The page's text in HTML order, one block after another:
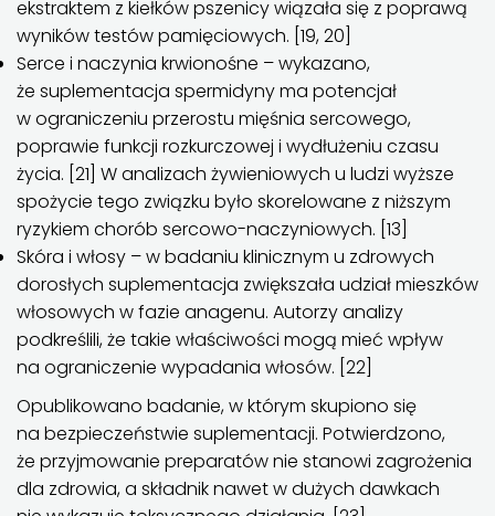
ekstraktem z kiełków pszenicy wiązała się z poprawą
wyników testów pamięciowych. [19, 20]
Serce i naczynia krwionośne – wykazano,
że suplementacja spermidyny ma potencjał
w ograniczeniu przerostu mięśnia sercowego,
poprawie funkcji rozkurczowej i wydłużeniu czasu
życia. [21] W analizach żywieniowych u ludzi wyższe
spożycie tego związku było skorelowane z niższym
ryzykiem chorób sercowo-naczyniowych. [13]
Skóra i włosy – w badaniu klinicznym u zdrowych
dorosłych suplementacja zwiększała udział mieszków
włosowych w fazie anagenu. Autorzy analizy
podkreślili, że takie właściwości mogą mieć wpływ
na ograniczenie wypadania włosów. [22]
Opublikowano badanie, w którym skupiono się
na bezpieczeństwie suplementacji. Potwierdzono,
że przyjmowanie preparatów nie stanowi zagrożenia
dla zdrowia, a składnik nawet w dużych dawkach